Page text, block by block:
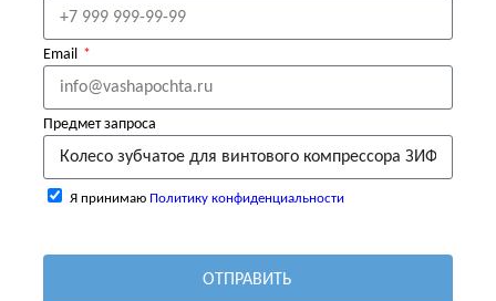
Email
Предмет запроса
Я принимаю Политику конфиденциальности
ОТПРАВИТЬ